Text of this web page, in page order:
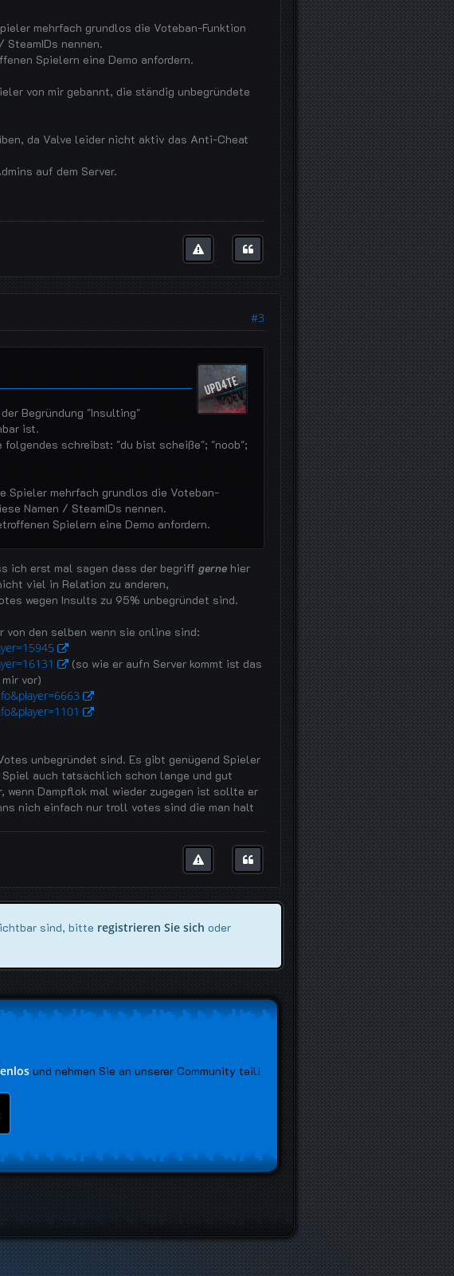
mehrfach grundlos die Voteban-Funktion
SteamIDs nennen.
Spielern eine Demo anfordern.
von mir gebannt, die ständig unbegründete
da Valve leider nicht aktiv das Anti-Cheat
auf dem Server.
#3
Begründung "Insulting"
ist.
folgendes schreibst: "du bist scheiße"; "noob";
Spieler mehrfach grundlos die Voteban-
Namen / SteamIDs nennen.
Spielern eine Demo anfordern.
ich erst mal sagen dass der begriff gerne hier
viel in Relation zu anderen,
wegen Insults zu 95% unbegründet sind.
von den selben wenn sie online sind:
(so wie er aufn Server kommt ist das
vor)
unbegründet sind. Es gibt genügend Spieler
auch tatsächlich schon lange und gut
wenn Dampflok mal wieder zugegen ist sollte er
nich einfach nur troll votes sind die man halt
sind, bitte registrieren Sie sich oder
und nehmen Sie an unserer Community teil!